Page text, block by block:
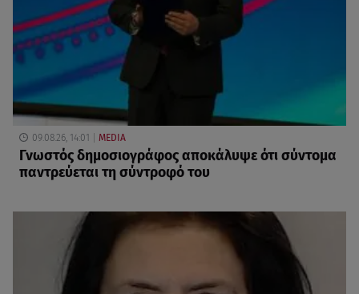
09.08.26, 14:01 MEDIA
Γνωστός δημοσιογράφος αποκάλυψε ότι σύντομα
παντρεύεται τη σύντροφό του